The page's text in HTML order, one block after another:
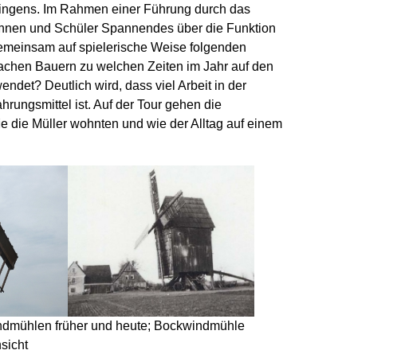
Im Rahmen einer Führung durch das
und Schüler Spannendes über die Funktion
auf spielerische Weise folgenden
Bauern zu welchen Zeiten im Jahr auf den
Deutlich wird, dass viel Arbeit in der
ist. Auf der Tour gehen die
die Müller wohnten und wie der Alltag auf einem
früher und heute; Bockwindmühle